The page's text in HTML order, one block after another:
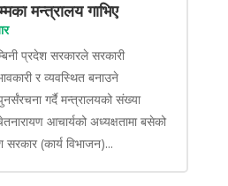
मन्त्रालय गाभिए
प्रदेश सरकारले सरकारी
र व्यवस्थित बनाउने
गर्दै मन्त्रालयको संख्या
आचार्यको अध्यक्षतामा बसेको
(कार्य विभाजन)...